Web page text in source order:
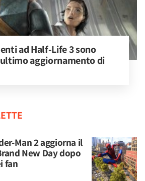
ad Half-Life 3 sono
aggiornamento di
Man 2 aggiorna il
New Day dopo
fan